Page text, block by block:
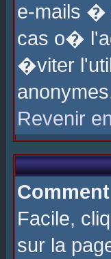
e-mails �
cas o�
�viter
Revenir
Facile,
sur la